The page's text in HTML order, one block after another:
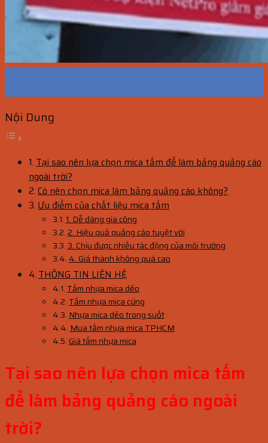
Nội Dung
Tại sao nên lựa chọn mica tấm để làm bảng quảng cáo
ngoài trời?
Có nên chọn mica làm bảng quảng cáo không?
Ưu điểm của chất liệu mica tấm
1. Dễ dàng gia công
2. Hiệu quả quảng cáo tuyệt vời
3. Chịu được nhiều tác động của môi trường
4. Giá thành không quá cao
THÔNG TIN LIÊN HỆ
Tấm nhựa mica dẻo
Tấm nhựa mica cứng
Nhựa mica dẻo trong suốt
Mua tấm nhựa mica TPHCM
Giá tấm nhựa mica
Tại sao nên lựa chọn mica tấm
để làm bảng quảng cáo ngoài
trời?